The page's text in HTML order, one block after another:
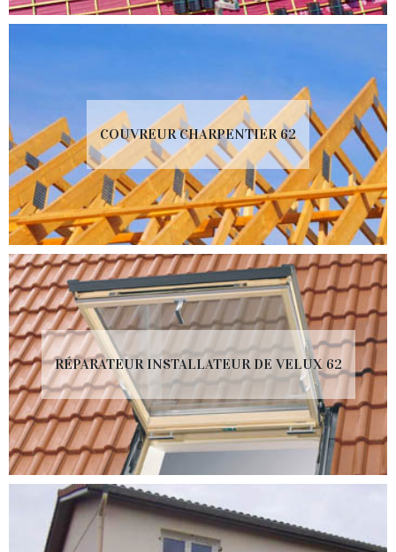
COUVREUR CHARPENTIER 62
RÉPARATEUR INSTALLATEUR DE VELUX 62